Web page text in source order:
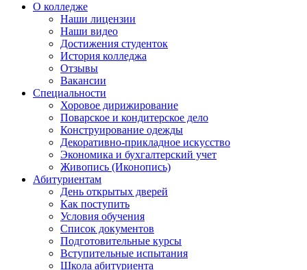
О колледже
Наши лицензии
Наши видео
Достижения студенток
История колледжа
Отзывы
Вакансии
Специальности
Хоровое дирижирование
Поварское и кондитерское дело
Конструирование одежды
Декоративно-прикладное искусство
Экономика и бухгалтерский учет​
Живопись (Иконопись)
Абитуриентам
День открытых дверей
Как поступить
Условия обучения
Список документов
Подготовительные курсы
Вступительные испытания
Школа абитуриента